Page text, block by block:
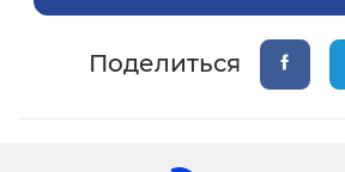
Поделиться